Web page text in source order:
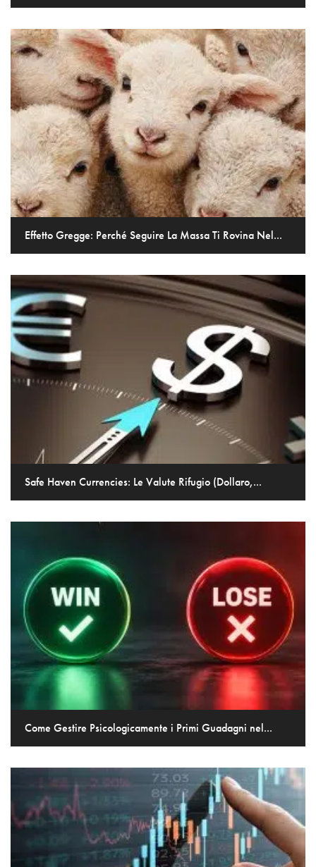
Effetto Gregge: Perché Seguire La Massa Ti Rovina Nel...
Safe Haven Currencies: Le Valute Rifugio (Dollaro,...
Come Gestire Psicologicamente i Primi Guadagni nel...